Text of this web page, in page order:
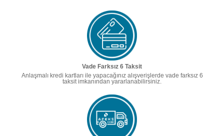
Vade Farksız 6 Taksit
Anlaşmalı kredi kartları ile yapacağınız alışverişlerde vade farksız 6
taksit imkanından yararlanabilirsiniz.